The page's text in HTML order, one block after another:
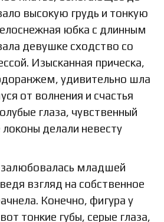
высокую грудь и тонкую
юбка с длинным
девушке сходство со
Изысканная прическа,
удивительно шла
от волнения и счастья
глаза, чувственный
делали невесту
залюбовалась младшей
взгляд на собственное
Конечно, фигура у
тонкие губы, серые глаза,